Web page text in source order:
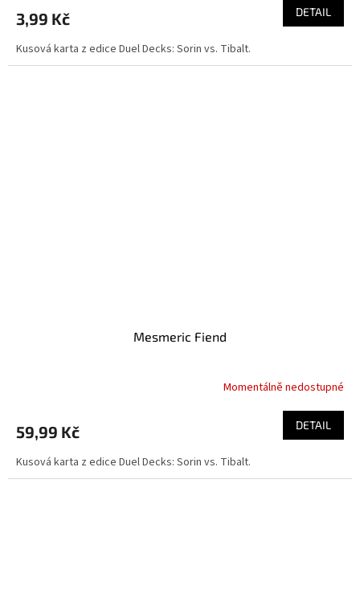
3,99 Kč DETAIL
Kusová karta z edice Duel Decks: Sorin vs. Tibalt.
Mesmeric Fiend
Momentálně nedostupné
59,99 Kč DETAIL
Kusová karta z edice Duel Decks: Sorin vs. Tibalt.